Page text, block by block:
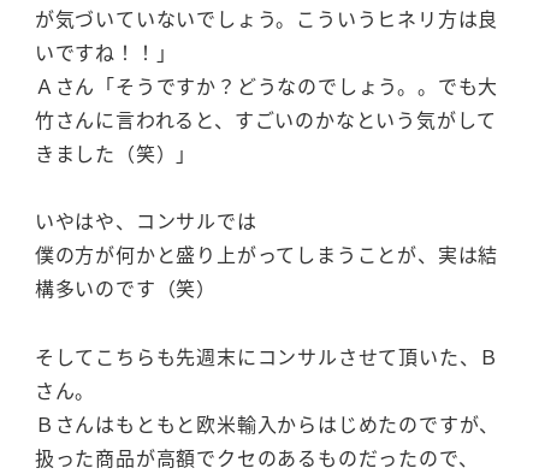
が気づいていないでしょう。こういうヒネリ方は良
いですね！！」
Ａさん「そうですか？どうなのでしょう。。でも大
竹さんに言われると、すごいのかなという気がして
きました（笑）」
いやはや、コンサルでは
僕の方が何かと盛り上がってしまうことが、実は結
構多いのです（笑）
そしてこちらも先週末にコンサルさせて頂いた、Ｂ
さん。
Ｂさんはもともと欧米輸入からはじめたのですが、
扱った商品が高額でクセのあるものだったので、